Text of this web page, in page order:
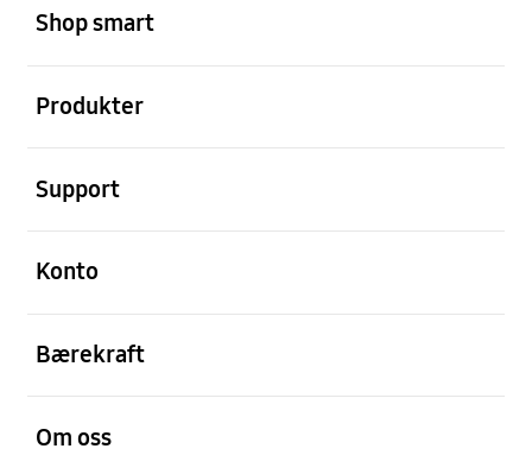
Shop smart
Produkter
Support
Konto
Bærekraft
Om oss